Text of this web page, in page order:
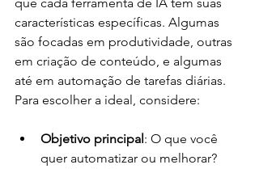
características específicas. Algumas
são focadas em produtividade, outras
em criação de conteúdo, e algumas
até em automação de tarefas diárias.
Para escolher a ideal, considere:
Objetivo principal: O que você
quer automatizar ou melhorar?